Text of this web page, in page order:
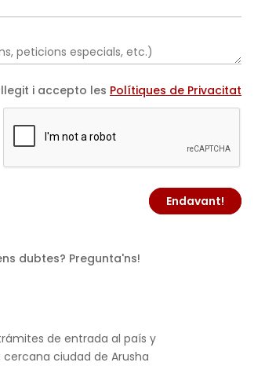
llegit i accepto les Polítiques de Privacitat
Endavant!
dubtes? Pregunta'ns!
de entrada al país y
ciudad de Arusha